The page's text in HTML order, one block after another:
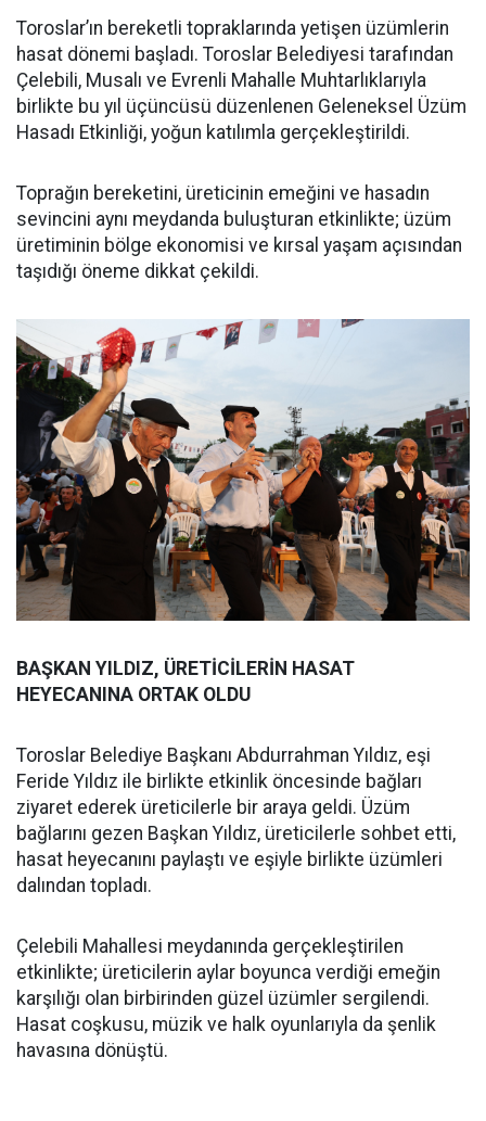
Toroslar’ın bereketli topraklarında yetişen üzümlerin
hasat dönemi başladı. Toroslar Belediyesi tarafından
Çelebili, Musalı ve Evrenli Mahalle Muhtarlıklarıyla
birlikte bu yıl üçüncüsü düzenlenen Geleneksel Üzüm
Hasadı Etkinliği, yoğun katılımla gerçekleştirildi.
Toprağın bereketini, üreticinin emeğini ve hasadın
sevincini aynı meydanda buluşturan etkinlikte; üzüm
üretiminin bölge ekonomisi ve kırsal yaşam açısından
taşıdığı öneme dikkat çekildi.
BAŞKAN YILDIZ, ÜRETİCİLERİN HASAT
HEYECANINA ORTAK OLDU
Toroslar Belediye Başkanı Abdurrahman Yıldız, eşi
Feride Yıldız ile birlikte etkinlik öncesinde bağları
ziyaret ederek üreticilerle bir araya geldi. Üzüm
bağlarını gezen Başkan Yıldız, üreticilerle sohbet etti,
hasat heyecanını paylaştı ve eşiyle birlikte üzümleri
dalından topladı.
Çelebili Mahallesi meydanında gerçekleştirilen
etkinlikte; üreticilerin aylar boyunca verdiği emeğin
karşılığı olan birbirinden güzel üzümler sergilendi.
Hasat coşkusu, müzik ve halk oyunlarıyla da şenlik
havasına dönüştü.